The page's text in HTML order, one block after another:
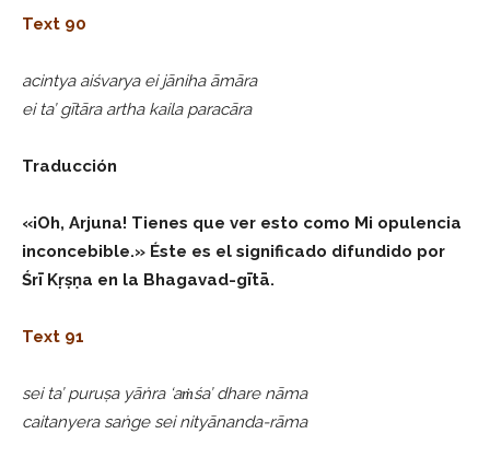
Text 90
acintya aiśvarya ei jāniha āmāra
ei ta’ gītāra artha kaila paracāra
Traducción
«¡Oh, Arjuna! Tienes que ver esto como Mi opulencia
inconcebible.» Éste es el significado difundido por
Śrī Kṛṣṇa en la Bhagavad-gītā.
Text 91
sei ta’ puruṣa yāṅra ‘aṁśa’ dhare nāma
caitanyera saṅge sei nityānanda-rāma